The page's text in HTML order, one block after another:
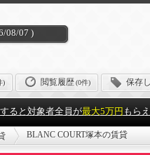
08/07 )
) 閲覧履歴(0件) 保存
ると対象者全員が最大5万円 もら
BLANC COURT塚本の賃貸